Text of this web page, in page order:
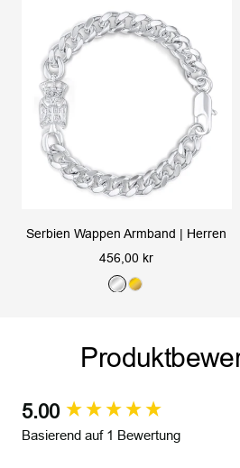
Serbien Wappen Armband | Herren
Angebotspreis
456,00 kr
S
b
G
d
5.00
Basierend auf 1 Bewertung
New content loaded